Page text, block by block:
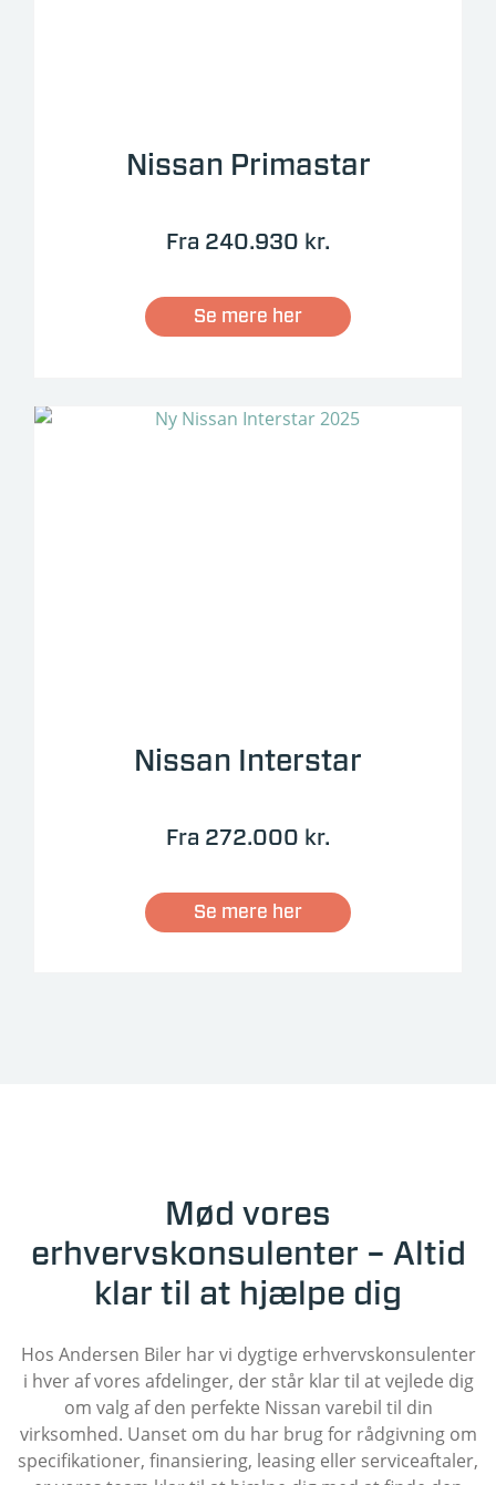
Nissan Primastar
Fra 240.930 kr.
Se mere her
Nissan Interstar
Fra 272.000 kr.
Se mere her
Mød vores
erhvervskonsulenter – Altid
klar til at hjælpe dig
Hos Andersen Biler har vi dygtige erhvervskonsulenter
i hver af vores afdelinger, der står klar til at vejlede dig
om valg af den perfekte Nissan varebil til din
virksomhed. Uanset om du har brug for rådgivning om
specifikationer, finansiering, leasing eller serviceaftaler,